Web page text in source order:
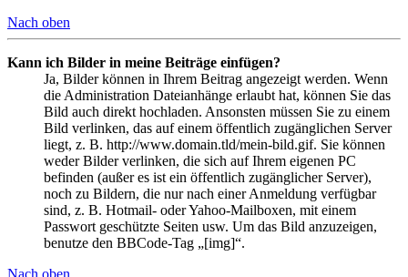
Nach oben
Kann ich Bilder in meine Beiträge einfügen?
Ja, Bilder können in Ihrem Beitrag angezeigt werden. Wenn
die Administration Dateianhänge erlaubt hat, können Sie das
Bild auch direkt hochladen. Ansonsten müssen Sie zu einem
Bild verlinken, das auf einem öffentlich zugänglichen Server
liegt, z. B. http://www.domain.tld/mein-bild.gif. Sie können
weder Bilder verlinken, die sich auf Ihrem eigenen PC
befinden (außer es ist ein öffentlich zugänglicher Server),
noch zu Bildern, die nur nach einer Anmeldung verfügbar
sind, z. B. Hotmail- oder Yahoo-Mailboxen, mit einem
Passwort geschützte Seiten usw. Um das Bild anzuzeigen,
benutze den BBCode-Tag „[img]“.
Nach oben